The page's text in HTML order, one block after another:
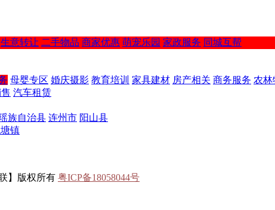
生意转让 二手物品 商家优惠 萌宠乐园 家政服务 同城互帮
母婴专区 婚庆摄影 教育培训 家具建材 房产相关 商务服务 农林
汽车租赁
族自治县 连州市 阳山县
镇
】版权所有 粤ICP备18058044号